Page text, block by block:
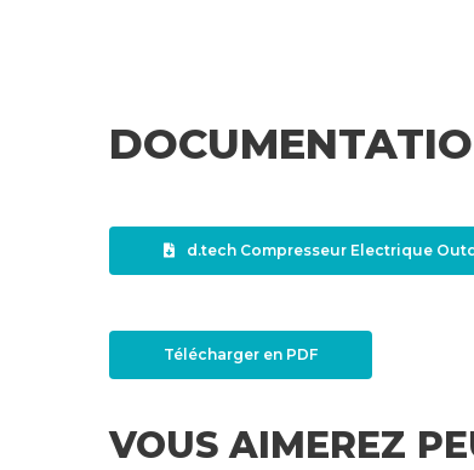
d.tech Compresseur Electrique
Télécharger en PDF
VOUS AIMEREZ